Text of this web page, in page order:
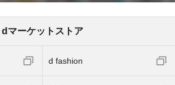
dマーケットストア
d fashion